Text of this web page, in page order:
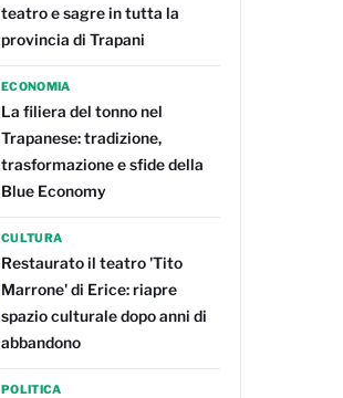
teatro e sagre in tutta la
provincia di Trapani
ECONOMIA
La filiera del tonno nel
Trapanese: tradizione,
trasformazione e sfide della
Blue Economy
CULTURA
Restaurato il teatro 'Tito
Marrone' di Erice: riapre
spazio culturale dopo anni di
abbandono
POLITICA